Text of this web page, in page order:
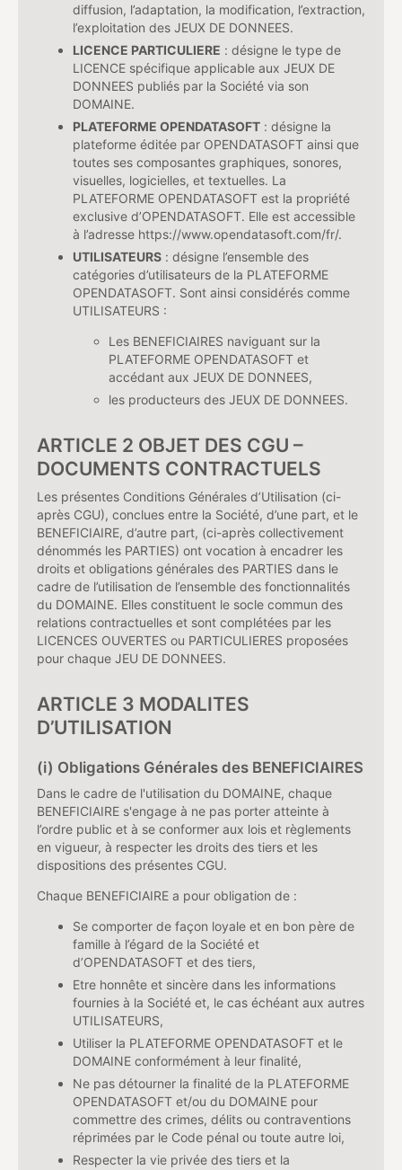
diffusion, l’adaptation, la modification, l’extraction,
l’exploitation des JEUX DE DONNEES.
LICENCE PARTICULIERE : désigne le type de
LICENCE spécifique applicable aux JEUX DE
DONNEES publiés par la Société via son
DOMAINE.
PLATEFORME OPENDATASOFT : désigne la
plateforme éditée par OPENDATASOFT ainsi que
toutes ses composantes graphiques, sonores,
visuelles, logicielles, et textuelles. La
PLATEFORME OPENDATASOFT est la propriété
exclusive d’OPENDATASOFT. Elle est accessible
à l’adresse https://www.opendatasoft.com/fr/.
UTILISATEURS : désigne l’ensemble des
catégories d’utilisateurs de la PLATEFORME
OPENDATASOFT. Sont ainsi considérés comme
UTILISATEURS :
Les BENEFICIAIRES naviguant sur la
PLATEFORME OPENDATASOFT et
accédant aux JEUX DE DONNEES,
les producteurs des JEUX DE DONNEES.
ARTICLE 2 OBJET DES CGU –
DOCUMENTS CONTRACTUELS
Les présentes Conditions Générales d’Utilisation (ci-
après CGU), conclues entre la Société, d’une part, et le
BENEFICIAIRE, d’autre part, (ci-après collectivement
dénommés les PARTIES) ont vocation à encadrer les
droits et obligations générales des PARTIES dans le
cadre de l’utilisation de l’ensemble des fonctionnalités
du DOMAINE. Elles constituent le socle commun des
relations contractuelles et sont complétées par les
LICENCES OUVERTES ou PARTICULIERES proposées
pour chaque JEU DE DONNEES.
ARTICLE 3 MODALITES
D’UTILISATION
(i) Obligations Générales des BENEFICIAIRES
Dans le cadre de l'utilisation du DOMAINE, chaque
BENEFICIAIRE s'engage à ne pas porter atteinte à
l’ordre public et à se conformer aux lois et règlements
en vigueur, à respecter les droits des tiers et les
dispositions des présentes CGU.
Chaque BENEFICIAIRE a pour obligation de :
Se comporter de façon loyale et en bon père de
famille à l’égard de la Société et
d’OPENDATASOFT et des tiers,
Etre honnête et sincère dans les informations
fournies à la Société et, le cas échéant aux autres
UTILISATEURS,
Utiliser la PLATEFORME OPENDATASOFT et le
DOMAINE conformément à leur finalité,
Ne pas détourner la finalité de la PLATEFORME
OPENDATASOFT et/ou du DOMAINE pour
commettre des crimes, délits ou contraventions
réprimées par le Code pénal ou toute autre loi,
Respecter la vie privée des tiers et la